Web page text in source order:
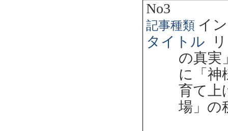
No3
記事種類 イ
タイトル
の真
に「神
育て上
場」の